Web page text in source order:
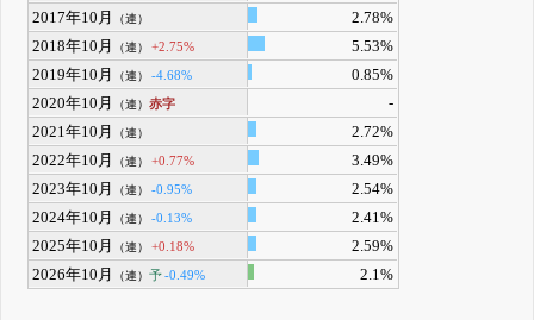
2017年10月
（連）
2.78%
2018年10月
（連） +2.75%
5.53%
2019年10月
（連） -4.68%
0.85%
2020年10月
（連）赤字
-
2021年10月
（連）
2.72%
2022年10月
（連） +0.77%
3.49%
2023年10月
（連） -0.95%
2.54%
2024年10月
（連） -0.13%
2.41%
2025年10月
（連） +0.18%
2.59%
2026年10月
（連）予-0.49% 2.1%